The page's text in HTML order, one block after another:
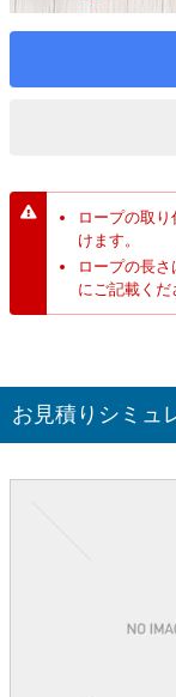
ロープの取
けます。
ロープの長
にご記載くだ
お見積りシミュ